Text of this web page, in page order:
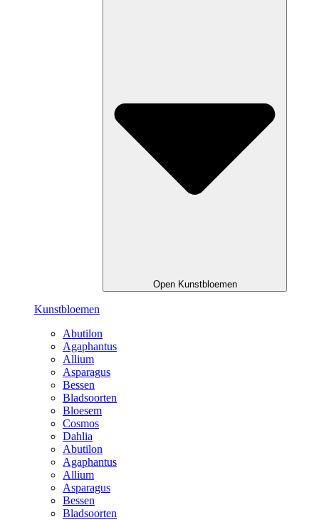
Open Kunstbloemen
Kunstbloemen
Abutilon
Agaphantus
Allium
Asparagus
Bessen
Bladsoorten
Bloesem
Cosmos
Dahlia
Abutilon
Agaphantus
Allium
Asparagus
Bessen
Bladsoorten